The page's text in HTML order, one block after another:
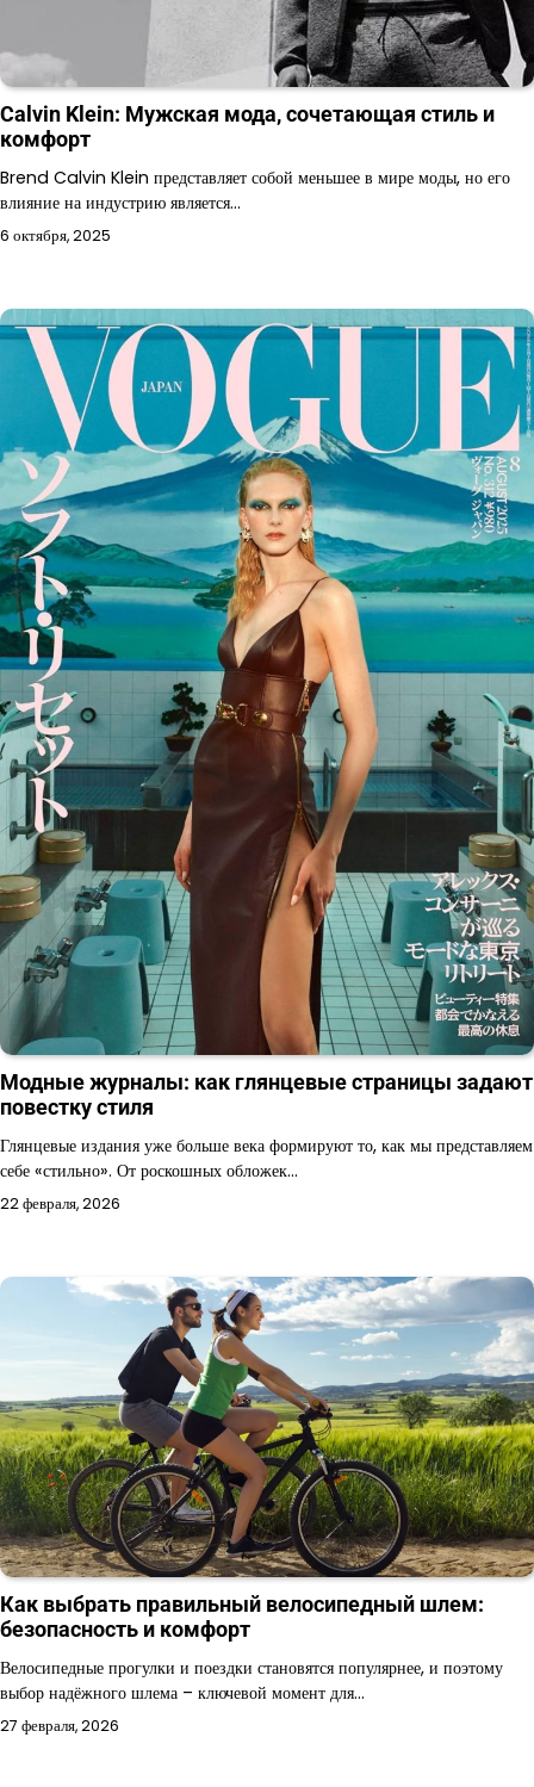
Calvin Klein: Мужская мода, сочетающая стиль и
комфорт
Brend Calvin Klein представляет собой меньшее в мире моды, но его
влияние на индустрию является…
6 октября, 2025
Модные журналы: как глянцевые страницы задают
повестку стиля
Глянцевые издания уже больше века формируют то, как мы представляем
себе «стильно». От роскошных обложек…
22 февраля, 2026
Как выбрать правильный велосипедный шлем:
безопасность и комфорт
Велосипедные прогулки и поездки становятся популярнее, и поэтому
выбор надёжного шлема – ключевой момент для…
27 февраля, 2026